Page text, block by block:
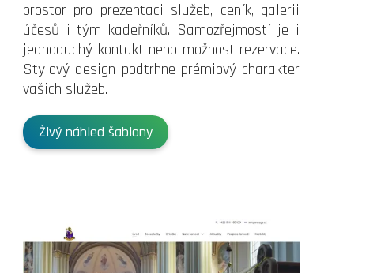
prostor pro prezentaci služeb, ceník, galerii
účesů i tým kadeřníků. Samozřejmostí je i
jednoduchý kontakt nebo možnost rezervace.
Stylový design podtrhne prémiový charakter
vašich služeb.
Živý náhled šablony